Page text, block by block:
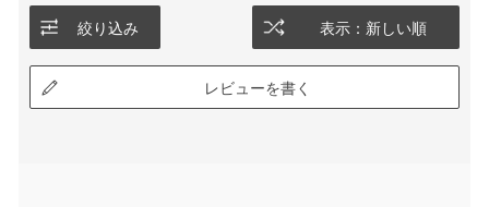
絞り込み 表示：新しい順
レビューを書く